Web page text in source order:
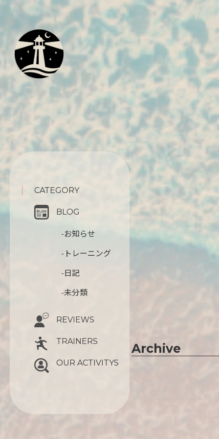
Archive
CATEGORY
BLOG
-お知らせ
-トレーニング
-日記
-未分類
REVIEWS
TRAINERS
OUR ACTIVITYS